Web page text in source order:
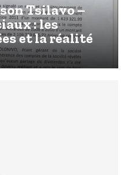
Tsilavo –
: les
et la réalité